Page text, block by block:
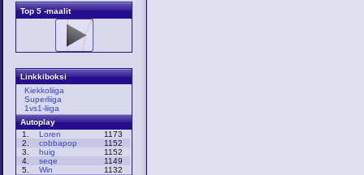
Top 5 -maalit
Linkkiboksi
Kiekkoliiga
Superliiga
1vs1-liiga
Autoplay
1.
Loren
1173
2.
cobbapop
1152
3.
huig
1152
4.
seqe
1149
5.
Win
1132